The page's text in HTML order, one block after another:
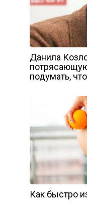
Данила
подумать,
Как быстро